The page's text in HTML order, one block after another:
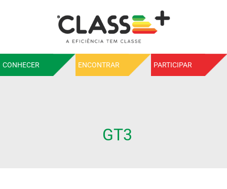
CONHECER ENCONTRAR PARTICIPAR
GT3